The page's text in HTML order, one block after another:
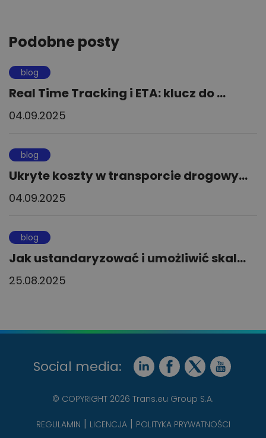
Podobne posty
blog
Real Time Tracking i ETA: klucz do ...
04.09.2025
blog
Ukryte koszty w transporcie drogowy...
04.09.2025
blog
Jak ustandaryzować i umożliwić skal...
25.08.2025
Social media:
© COPYRIGHT 2026 Trans.eu Group S.A.
REGULAMIN LICENCJA POLITYKA PRYWATNOŚCI